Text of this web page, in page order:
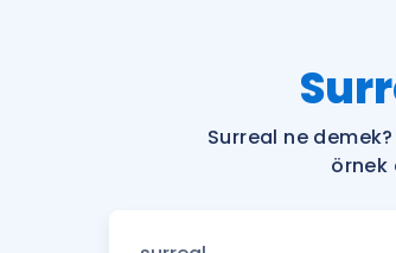
Surreal ne
örnek